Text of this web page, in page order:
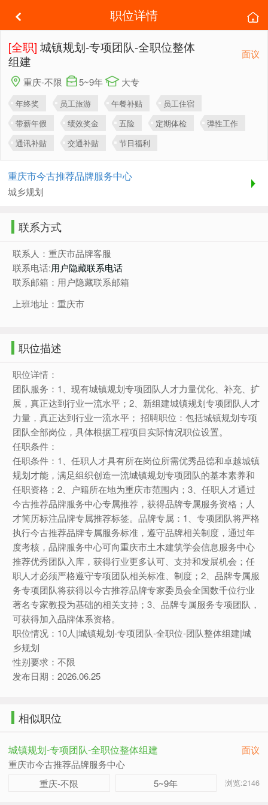
职位详情
[全职] 城镇规划-专项团队-全职位整体
组建
面议
重庆-不限 5~9年 大专
年终奖 员工旅游 午餐补贴
员工住宿
带薪年假
绩效奖金 五险 定期体检
弹性工作
通讯补贴
交通补贴 节日福利
重庆市今古推荐品牌服务中心
城乡规划
联系方式
联系人：重庆市品牌客服
联系电话:用户隐藏联系电话
联系邮箱：用户隐藏联系邮箱
上班地址：重庆市
职位描述
职位详情：
团队服务：1、现有城镇规划专项团队人才力量优化、补充、扩
展，真正达到行业一流水平；2、新组建城镇规划专项团队人才
力量，真正达到行业一流水平； 招聘职位：包括城镇规划专项
团队全部岗位，具体根据工程项目实际情况职位设置。
任职条件：
任职条件：1、任职人才具有所在岗位所需优秀品德和卓越城镇
规划才能，满足组织创造一流城镇规划专项团队的基本素养和
任职资格；2、户籍所在地为重庆市范围内；3、任职人才通过
今古推荐品牌服务中心专属推荐，获得品牌专属服务资格；人
才简历标注品牌专属推荐标签。品牌专属：1、专项团队将严格
执行今古推荐品牌专属服务标准，遵守品牌相关制度，通过年
度考核，品牌服务中心可向重庆市土木建筑学会信息服务中心
推荐优秀团队入库，获得行业更多认可、支持和发展机会；任
职人才必须严格遵守专项团队相关标准、制度；2、品牌专属服
务专项团队将获得以今古推荐品牌专家委员会全国数千位行业
著名专家教授为基础的相关支持；3、品牌专属服务专项团队，
可获得加入品牌体系资格。
职位情况：10人|城镇规划-专项团队-全职位-团队整体组建|城
乡规划
性别要求：不限
发布日期：2026.06.25
相似职位
城镇规划-专项团队-全职位整体组建
面议
重庆市今古推荐品牌服务中心
重庆-不限
5~9年 浏览:2146